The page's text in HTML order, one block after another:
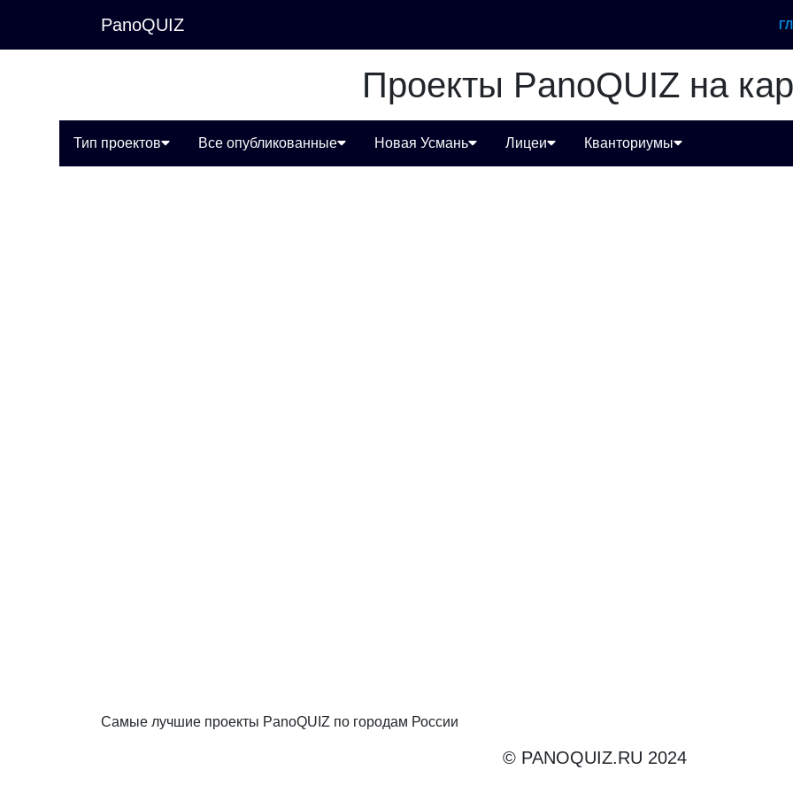
PanoQUIZ
Проекты PanoQUIZ на
Тип проектов Все опубликованные Новая Усмань Лицеи Кванториумы
Самые лучшие проекты PanoQUIZ по городам России
© PANOQUIZ.RU 2024